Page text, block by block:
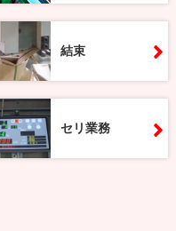
結束
セリ業務